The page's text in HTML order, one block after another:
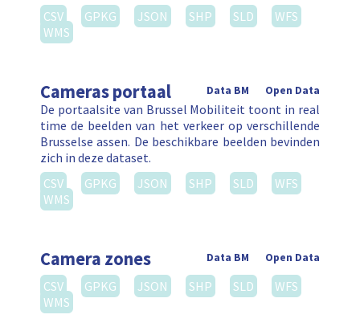
CSV
GPKG JSON SHP SLD
WFS
WMS
Cameras portaal Open Data
Data BM
De portaalsite van Brussel Mobiliteit toont in real
time de beelden van het verkeer op verschillende
Brusselse assen. De beschikbare beelden bevinden
zich in deze dataset.
CSV
GPKG JSON SHP SLD
WFS
WMS
Camera zones Open Data
Data BM
CSV GPKG JSON SHP SLD
WFS
WMS